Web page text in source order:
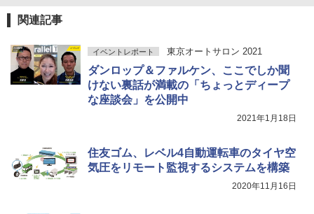
関連記事
イベントレポート 東京オートサロン 2021
ダンロップ＆ファルケン、ここでしか聞
けない裏話が満載の「ちょっとディープ
な座談会」を公開中
2021年1月18日
住友ゴム、レベル4自動運転車のタイヤ空
気圧をリモート監視するシステムを構築
2020年11月16日